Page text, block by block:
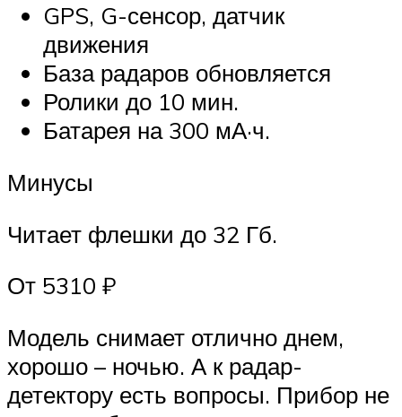
GPS, G-сенсор, датчик
движения
База радаров обновляется
Ролики до 10 мин.
Батарея на 300 мА·ч.
Минусы
Читает флешки до 32 Гб.
От 5310 ₽
Модель снимает отлично днем,
хорошо – ночью. А к радар-
детектору есть вопросы. Прибор не